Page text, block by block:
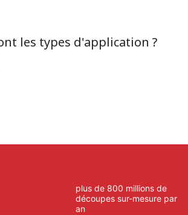
les types d'application ?
plus de 800 millions de
découpes sur-mesure par
an